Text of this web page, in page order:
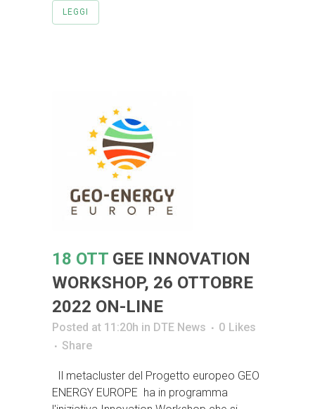
LEGGI
18 OTT GEE INNOVATION
WORKSHOP, 26 OTTOBRE
2022 ON-LINE
Posted at 11:20h in DTE News 0 Likes
Share
Il metacluster del Progetto europeo GEO
ENERGY EUROPE ha in programma